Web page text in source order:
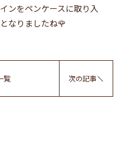
ンをペンケースに取り入
なりましたね🌹
覧 次の記事